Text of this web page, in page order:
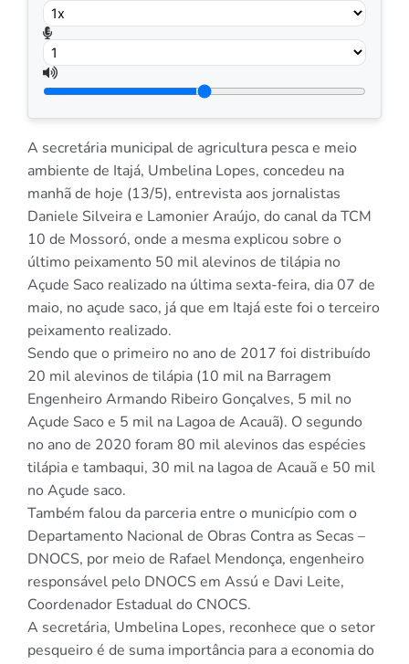
A secretária municipal de agricultura pesca e meio
ambiente de Itajá, Umbelina Lopes, concedeu na
manhã de hoje (13/5), entrevista aos jornalistas
Daniele Silveira e Lamonier Araújo, do canal da TCM
10 de Mossoró, onde a mesma explicou sobre o
último peixamento 50 mil alevinos de tilápia no
Açude Saco realizado na última sexta-feira, dia 07 de
maio, no açude saco, já que em Itajá este foi o terceiro
peixamento realizado.
Sendo que o primeiro no ano de 2017 foi distribuído
20 mil alevinos de tilápia (10 mil na Barragem
Engenheiro Armando Ribeiro Gonçalves, 5 mil no
Açude Saco e 5 mil na Lagoa de Acauã). O segundo
no ano de 2020 foram 80 mil alevinos das espécies
tilápia e tambaqui, 30 mil na lagoa de Acauã e 50 mil
no Açude saco.
Também falou da parceria entre o município com o
Departamento Nacional de Obras Contra as Secas –
DNOCS, por meio de Rafael Mendonça, engenheiro
responsável pelo DNOCS em Assú e Davi Leite,
Coordenador Estadual do CNOCS.
A secretária, Umbelina Lopes, reconhece que o setor
pesqueiro é de suma importância para a economia do